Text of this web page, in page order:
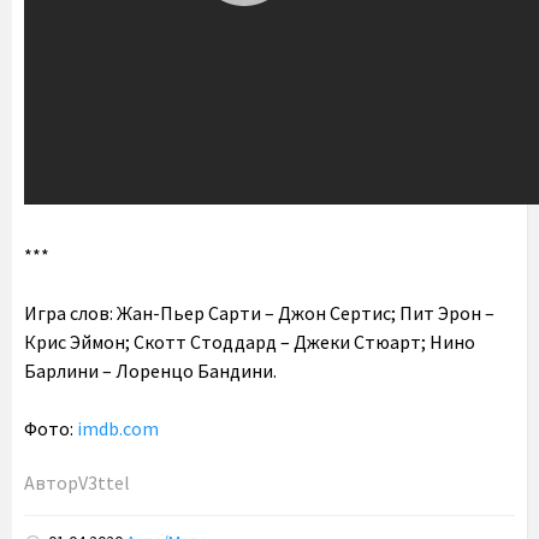
***
Игра слов: Жан-Пьер Сарти – Джон Сертис; Пит Эрон –
Крис Эймон; Скотт Стоддард – Джеки Стюарт; Нино
Барлини – Лоренцо Бандини.
Фото: imdb.com
АвторV3ttel